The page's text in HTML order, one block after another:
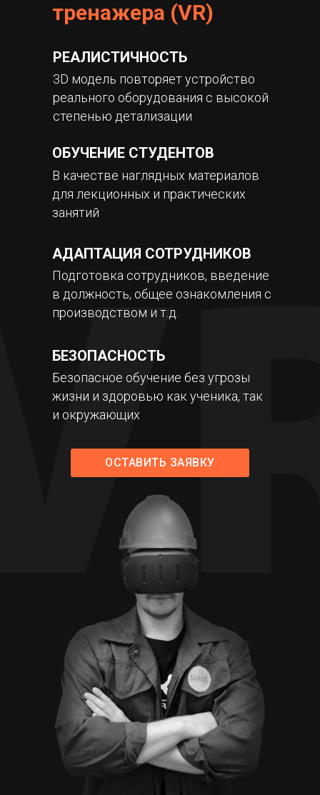
В качестве наглядных материалов
для лекционных и практических
занятий
ОБУЧЕНИЕ СТУДЕНТОВ
Безопасное обучение без угрозы
жизни и здоровью как ученика, так
и окружающих
БЕЗОПАСНОСТЬ
3D модель повторяет устройство
реального оборудования с высокой
степенью детализации
РЕАЛИСТИЧНОСТЬ
Подготовка сотрудников, введение
в должность, общее ознакомления с
производством и т.д.
АДАПТАЦИЯ СОТРУДНИКОВ
тренажера (VR)
ОСТАВИТЬ ЗАЯВКУ